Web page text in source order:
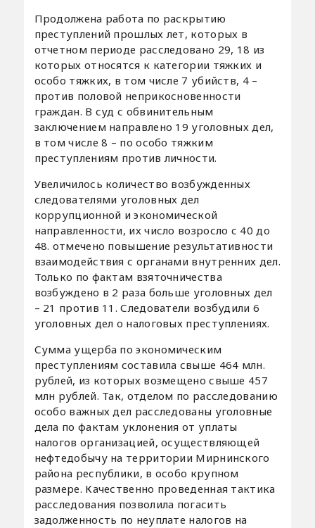
Продолжена работа по раскрытию
преступлений прошлых лет, которых в
отчетном периоде расследовано 29, 18 из
которых относятся к категории тяжких и
особо тяжких, в том числе 7 убийств, 4 –
против половой неприкосновенности
граждан. В суд с обвинительным
заключением направлено 19 уголовных дел,
в том числе 8 – по особо тяжким
преступлениям против личности.
Увеличилось количество возбужденных
следователями уголовных дел
коррупционной и экономической
направленности, их число возросло с 40 до
48. отмечено повышение результативности
взаимодействия с органами внутренних дел.
Только по фактам взяточничества
возбуждено в 2 раза больше уголовных дел
– 21 против 11. Следователи возбудили 6
уголовных дел о налоговых преступлениях.
Сумма ущерба по экономическим
преступлениям составила свыше 464 млн.
рублей, из которых возмещено свыше 457
млн рублей. Так, отделом по расследованию
особо важных дел расследованы уголовные
дела по фактам уклонения от уплаты
налогов организацией, осуществляющей
нефтедобычу на территории Мирнинского
района республики, в особо крупном
размере. Качественно проведенная тактика
расследования позволила погасить
задолженность по неуплате налогов на